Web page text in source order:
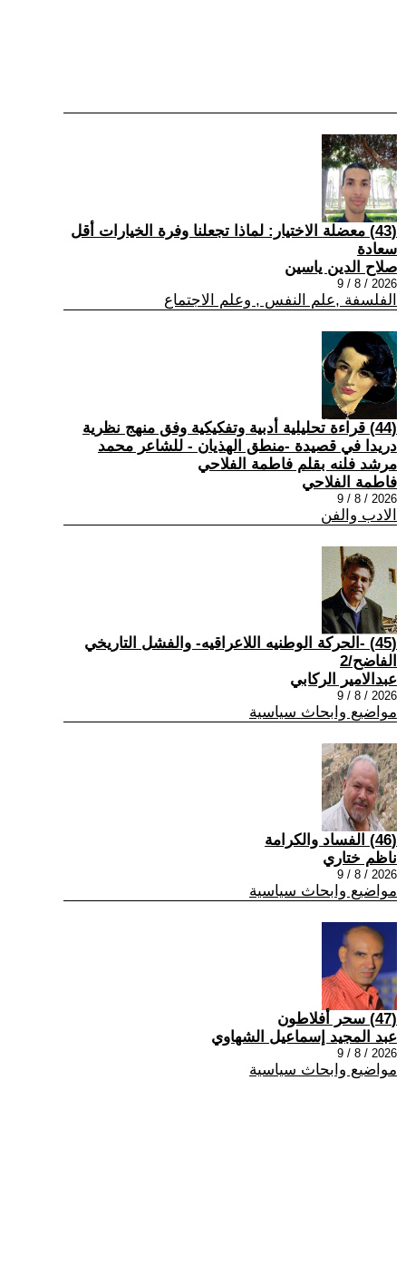
(43) معضلة الاختيار: لماذا تجعلنا وفرة الخيارات أقل
سعادة
صلاح الدين ياسين
2026 / 8 / 9
الفلسفة ,علم النفس , وعلم الاجتماع
(44) قراءة تحليلية أدبية وتفكيكية وفق منهج نظرية
دريدا في قصيدة -منطق الهذيان - للشاعر محمد
مرشد فلنه بقلم فاطمة الفلاحي
فاطمة الفلاحي
2026 / 8 / 9
الادب والفن
(45) -الحركة الوطنيه اللاعراقيه- والفشل التاريخي
الفاضح/2
عبدالامير الركابي
2026 / 8 / 9
مواضيع وابحاث سياسية
(46) الفساد والكرامة
ناظم ختاري
2026 / 8 / 9
مواضيع وابحاث سياسية
(47) سحر أفلاطون
عبد المجيد إسماعيل الشهاوي
2026 / 8 / 9
مواضيع وابحاث سياسية